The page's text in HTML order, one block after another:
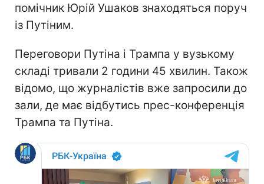
помічник Юрій Ушаков знаходяться поруч
із Путіним.
Переговори Путіна і Трампа у вузькому
складі тривали 2 години 45 хвилин. Також
відомо, що журналістів вже запросили до
зали, де має відбутись прес-конференція
Трампа та Путіна.